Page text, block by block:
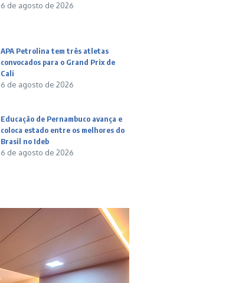
6 de agosto de 2026
APA Petrolina tem três atletas
convocados para o Grand Prix de
Cali
6 de agosto de 2026
Educação de Pernambuco avança e
coloca estado entre os melhores do
Brasil no Ideb
6 de agosto de 2026